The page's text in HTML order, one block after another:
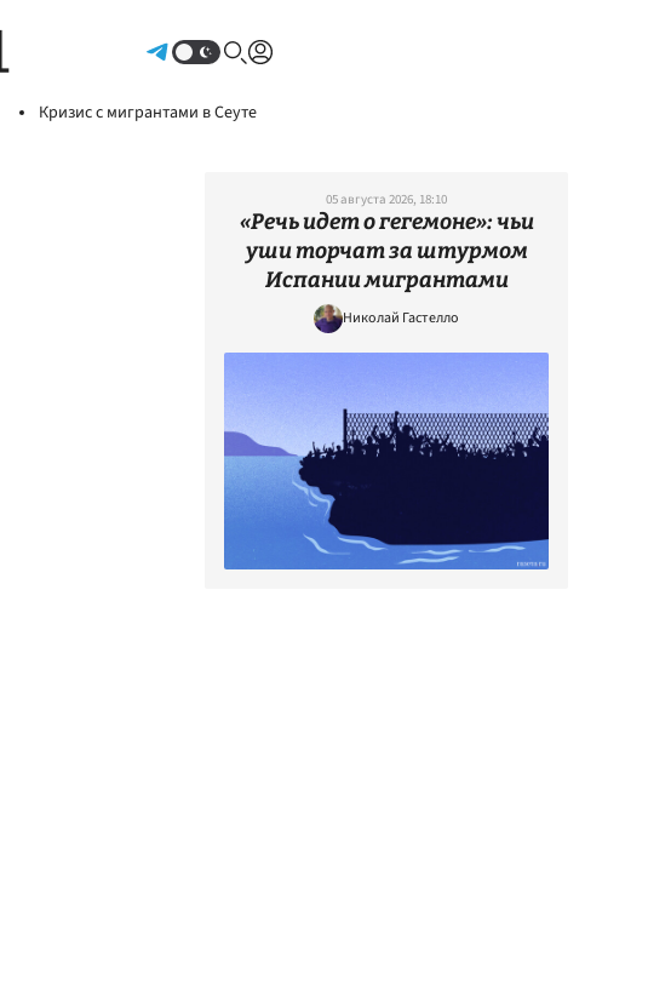
Кризис с мигрантами в Сеуте
05 августа 2026, 18:10
«Речь идет о гегемоне»: чьи
уши торчат за штурмом
Испании мигрантами
Николай Гастелло